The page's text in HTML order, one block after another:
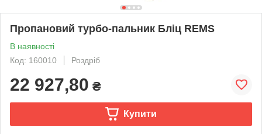
Пропановий турбо-пальник Бліц REMS
В наявності
Код: 160010
Роздріб
22 927,80 ₴
Купити